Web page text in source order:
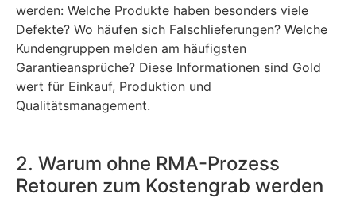
werden: Welche Produkte haben besonders viele
Defekte? Wo häufen sich Falschlieferungen? Welche
Kundengruppen melden am häufigsten
Garantieansprüche? Diese Informationen sind Gold
wert für Einkauf, Produktion und
Qualitätsmanagement.
2. Warum ohne RMA-Prozess
Retouren zum Kostengrab werden